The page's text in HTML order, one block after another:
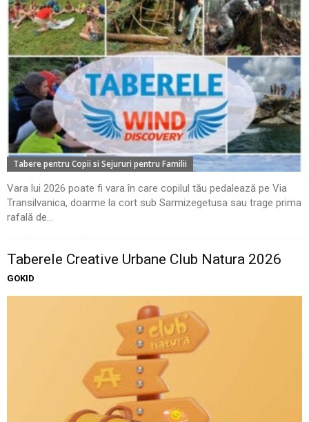
Tabere pentru Copii si Sejururi pentru Familii
Vara lui 2026 poate fi vara în care copilul tău pedalează pe Via
Transilvanica, doarme la cort sub Sarmizegetusa sau trage prima
rafală de...
Taberele Creative Urbane Club Natura 2026
GOKID